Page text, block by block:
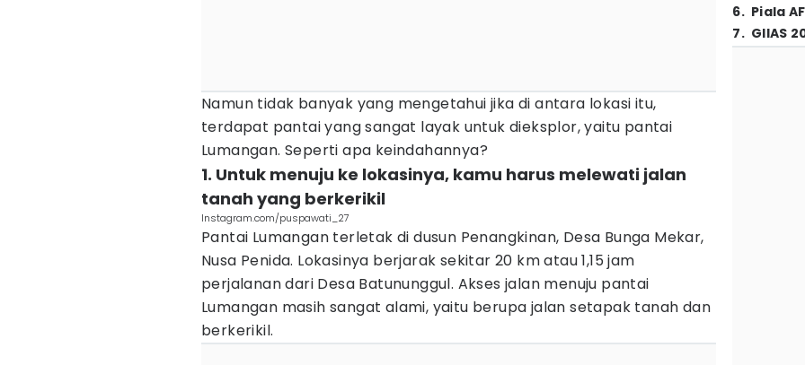
Namun tidak banyak yang mengetahui jika di antara lokasi itu,
terdapat pantai yang sangat layak untuk dieksplor, yaitu pantai
Lumangan. Seperti apa keindahannya?
1. Untuk menuju ke lokasinya, kamu harus melewati jalan
tanah yang berkerikil
Instagram.com/puspawati_27
Pantai Lumangan terletak di dusun Penangkinan, Desa Bunga Mekar,
Nusa Penida. Lokasinya berjarak sekitar 20 km atau 1,15 jam
perjalanan dari Desa Batununggul. Akses jalan menuju pantai
Lumangan masih sangat alami, yaitu berupa jalan setapak tanah dan
berkerikil.
6. Piala
7. GIIAS